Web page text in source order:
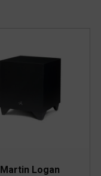
Martin Logan